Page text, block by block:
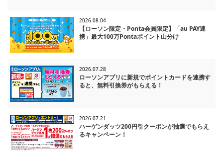
2026.08.04
【ローソン限定・Ponta会員限定】「au PAY連
携」最大100万Pontaポイント山分け
2026.07.28
ローソンアプリに新規でポイントカードを連携す
ると、無料引換券がもらえる！
2026.07.21
ハーゲンダッツ200円引クーポンが抽選でもらえ
るキャンペーン！